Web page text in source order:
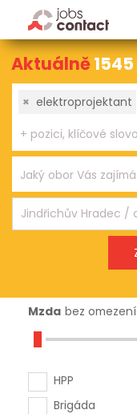
Aktuálně1545
× elektroprojektant
Mzda bez omezení
HPP
Brigáda